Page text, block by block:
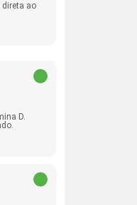
direta ao
D.